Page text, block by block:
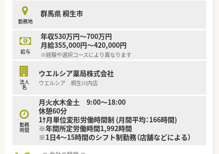
勤務地
群馬県 桐生市
給与
年収530万円～700万円
月給355,000円～420,000円
※経験や選択コースにより異なります
法人
名
ウエルシア薬局株式会社
ウエルシア 桐生川内店
勤務
時間
月火水木金土 9:00～18:00
休憩60分
1ｹ月単位変形労働時間制 (月間平均：166時間)
※年間所定労働時間1,992時間
※1日4～15時間のシフト制勤務（店舗などによる）